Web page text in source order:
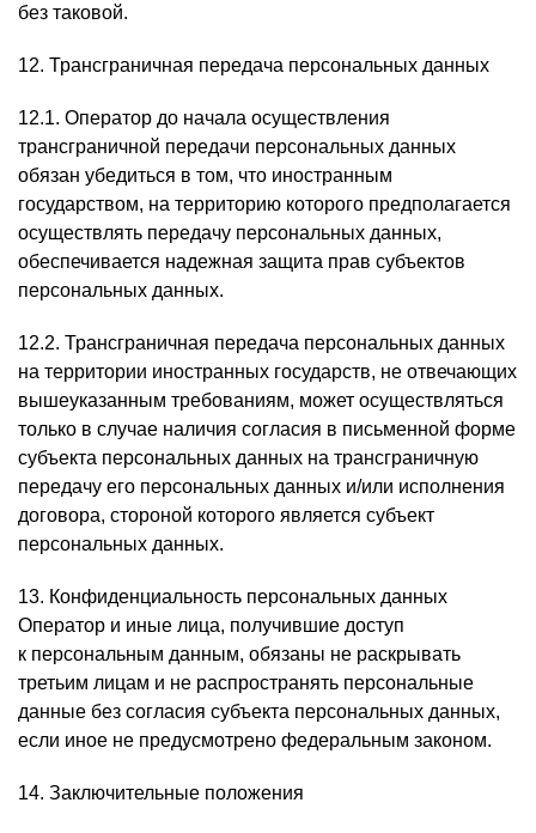
без таковой.
12. Трансграничная передача персональных данных
12.1. Оператор до начала осуществления
трансграничной передачи персональных данных
обязан убедиться в том, что иностранным
государством, на территорию которого предполагается
осуществлять передачу персональных данных,
обеспечивается надежная защита прав субъектов
персональных данных.
12.2. Трансграничная передача персональных данных
на территории иностранных государств, не отвечающих
вышеуказанным требованиям, может осуществляться
только в случае наличия согласия в письменной форме
субъекта персональных данных на трансграничную
передачу его персональных данных и/или исполнения
договора, стороной которого является субъект
персональных данных.
13. Конфиденциальность персональных данных
Оператор и иные лица, получившие доступ
к персональным данным, обязаны не раскрывать
третьим лицам и не распространять персональные
данные без согласия субъекта персональных данных,
если иное не предусмотрено федеральным законом.
14. Заключительные положения